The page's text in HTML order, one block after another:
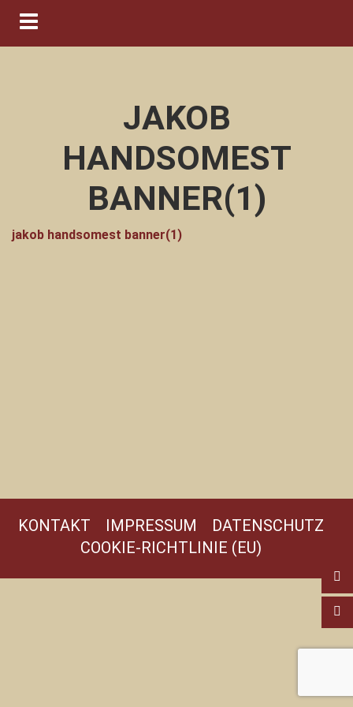
Navigation ein-/ausblenden
JAKOB
HANDSOMEST
BANNER(1)
jakob handsomest banner(1)
KONTAKT IMPRESSUM
DATENSCHUTZ
COOKIE-RICHTLINIE (EU)